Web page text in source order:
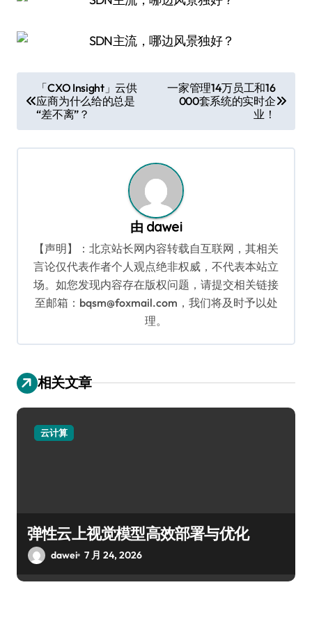
章
导
航
「CXO Insight」云供
应商为什么给的总是
“差不离”？
一家管理14万员工和16
000套系统的实时企
业！
由 dawei
【声明】：北京站长网内容转载自互联网，其相关
言论仅代表作者个人观点绝非权威，不代表本站立
场。如您发现内容存在版权问题，请提交相关链接
至邮箱：bqsm@foxmail.com，我们将及时予以处
理。
相关文章
云计算
弹性云上视觉模型高效部署与优化
dawei 7 月 24, 2026